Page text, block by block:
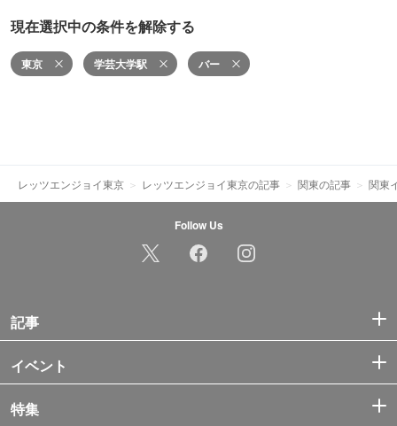
現在選択中の条件を解除する
東京 学芸大学駅 バー
レッツエンジョイ東京 レッツエンジョイ東京の記事 関東の記事 関東
Follow Us
記事
イベント
特集